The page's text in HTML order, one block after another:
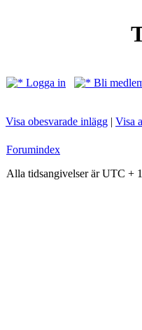
Logga in
Bli
Visa obesvarade inlägg | Visa
Forumindex
Alla tidsangivelser är UTC +